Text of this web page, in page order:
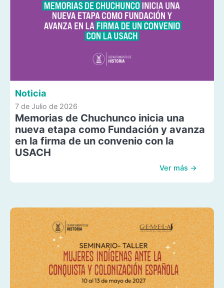
Noticia
7 de Julio de 2026
Memorias de Chuchunco inicia una
nueva etapa como Fundación y avanza
en la firma de un convenio con la
USACH
Ver más →